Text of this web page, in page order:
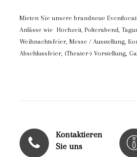
Mieten Sie unsere brandneue
Anlässe wie Hochzeit, Polterabend,
Weihnachtsfeier, Messe / Ausstellung,
Abschlussfeier, (Theater-) Vorstellung,
Kontaktieren
Sie uns